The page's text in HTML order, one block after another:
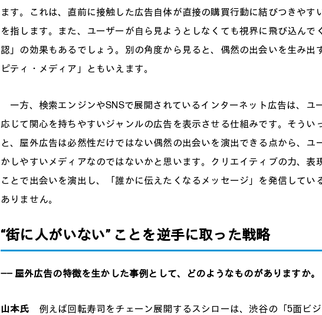
ます。これは、直前に接触した広告自体が直接の購買行動に結びつきやす
を指します。また、ユーザーが自ら見ようとしなくても視界に飛び込んで
認」の効果もあるでしょう。別の角度から見ると、偶然の出会いを生み出
ピティ・メディア」ともいえます。
一方、検索エンジンやSNSで展開されているインターネット広告は、ユ
応じて関心を持ちやすいジャンルの広告を表示させる仕組みです。そうい
と、屋外広告は必然性だけではない偶然の出会いを演出できる点から、ユ
かしやすいメディアなのではないかと思います。クリエイティブの力、表
ことで出会いを演出し、「誰かに伝えたくなるメッセージ」を発信してい
ありません。
“街に人がいない” ことを逆手に取った戦略
―― 屋外広告の特徴を生かした事例として、どのようなものがありますか。
山本氏 例えば回転寿司をチェーン展開するスシローは、渋谷の「5面ビ